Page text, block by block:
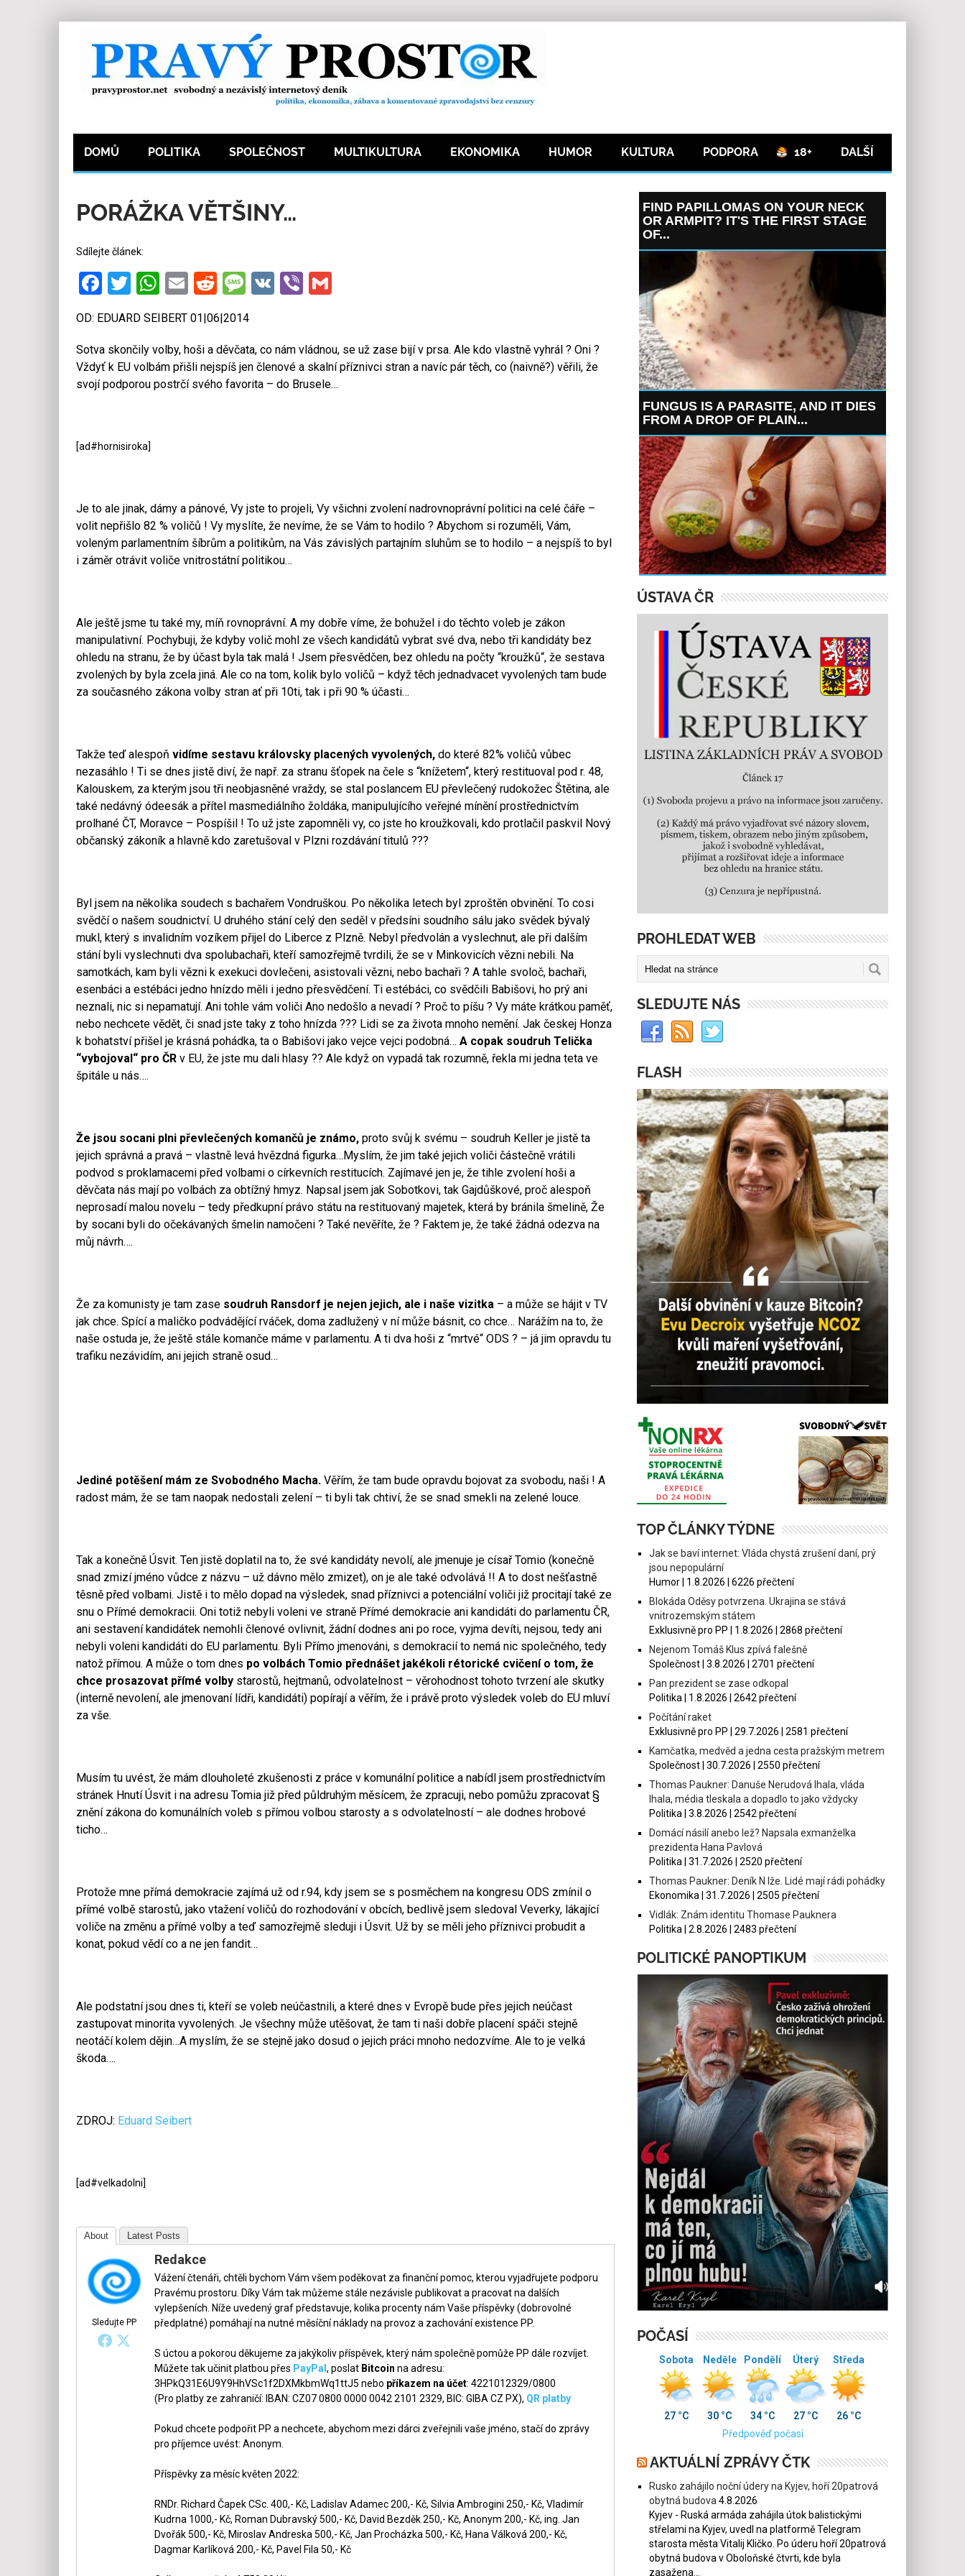
DOMŮ POLITIKA SPOLEČNOST MULTIKULTURA EKONOMIKA HUMOR KULTURA PODPORA 18+ DALŠÍ
1.6.2014 Redakce 0 Kategorie:Společnost 13 přečtení
PORÁŽKA VĚTŠINY…
Sdílejte článek:
Facebook
Twitter
WhatsApp
EmailRedditMessage
VKViberGmail
OD: EDUARD SEIBERT 01|06|2014
Sotva skončily volby, hoši a děvčata, co nám vládnou, se už zase bijí v prsa. Ale kdo vlastně vyhrál ? Oni ?
Vždyť k EU volbám přišli nejspíš jen členové a skalní příznivci stran a navíc pár těch, co (naivně?) věřili, že
svojí podporou postrčí svého favorita – do Brusele…
[ad#hornisiroka]
Je to ale jinak, dámy a pánové, Vy jste to projeli, Vy všichni zvolení nadrovnoprávní politici na celé čáře –
volit nepřišlo 82 % voličů ! Vy myslíte, že nevíme, že se Vám to hodilo ? Abychom si rozuměli, Vám,
voleným parlamentním šíbrům a politikům, na Vás závislých partajním sluhům se to hodilo – a nejspíš to byl
i záměr otrávit voliče vnitrostátní politikou…
Ale ještě jsme tu také my, míň rovnoprávní. A my dobře víme, že bohužel i do těchto voleb je zákon
manipulativní. Pochybuji, že kdyby volič mohl ze všech kandidátů vybrat své dva, nebo tři kandidáty bez
ohledu na stranu, že by účast byla tak malá ! Jsem přesvědčen, bez ohledu na počty “kroužků“, že sestava
zvolených by byla zcela jiná. Ale co na tom, kolik bylo voličů – když těch jednadvacet vyvolených tam bude
za současného zákona volby stran ať při 10ti, tak i při 90 % účasti…
Takže teď alespoň vidíme sestavu královsky placených vyvolených,do které 82% voličů vůbec
nezasáhlo ! Ti se dnes jistě diví, že např. za stranu šťopek na čele s “knížetem“, který restituoval pod r. 48,
Kalouskem, za kterým jsou tři neobjasněné vraždy, se stal poslancem EU převlečený rudokožec Štětina, ale
také nedávný ódeesák a přítel masmediálního žoldáka, manipulujícího veřejné mínění prostřednictvím
prolhané ČT, Moravce – Pospíšil ! To už jste zapomněli vy, co jste ho kroužkovali, kdo protlačil paskvil Nový
občanský zákoník a hlavně kdo zaretušoval v Plzni rozdávání titulů ???
Byl jsem na několika soudech s bachařem Vondruškou. Po několika letech byl zproštěn obvinění. To cosi
svědčí o našem soudnictví. U druhého stání celý den seděl v předsíni soudního sálu jako svědek bývalý
mukl, který s invalidním vozíkem přijel do Liberce z Plzně. Nebyl předvolán a vyslechnut, ale při dalším
stání byli vyslechnuti dva spolubachaři, kteří samozřejmě tvrdili, že se v Minkovicích vězni nebili. Na
samotkách, kam byli vězni k exekuci dovlečeni, asistovali vězni, nebo bachaři ? A tahle svoloč, bachaři,
esenbáci a estébáci jedno hnízdo měli i jedno přesvědčení. Ti estébáci, co svědčili Babišovi, ho prý ani
neznali, nic si nepamatují. Ani tohle vám voliči Ano nedošlo a nevadí ? Proč to píšu ? Vy máte krátkou paměť,
nebo nechcete vědět, či snad jste taky z toho hnízda ??? Lidi se za života mnoho nemění. Jak českej Honza
k bohatství přišel je krásná pohádka, ta o Babišovi jako vejce vejci podobná… A copak soudruh Telička
“vybojoval“ pro ČRv EU, že jste mu dali hlasy ?? Ale když on vypadá tak rozumně, řekla mi jedna teta ve
špitále u nás….
Že jsou socani plni převlečených komančů je známo,proto svůj k svému – soudruh Keller je jistě ta
jejich správná a pravá – vlastně levá hvězdná figurka…Myslím, že jim také jejich voliči částečně vrátili
podvod s proklamacemi před volbami o církevních restitucích. Zajímavé jen je, že tihle zvolení hoši a
děvčata nás mají po volbách za obtížný hmyz. Napsal jsem jak Sobotkovi, tak Gajdůškové, proč alespoň
neprosadí malou novelu – tedy předkupní právo státu na restituovaný majetek, která by bránila šmelině, Že
by socani byli do očekávaných šmelin namočeni ? Také nevěříte, že ? Faktem je, že také žádná odezva na
můj návrh….
Že za komunisty je tam zase soudruh Ransdorf je nejen jejich, ale i naše vizitka– a může se hájit v TV
jak chce. Spící a maličko podvádějící rváček, doma zadlužený v ní může básnit, co chce… Narážím na to, že
naše ostuda je, že ještě stále komanče máme v parlamentu. A ti dva hoši z “mrtvé“ ODS ? – já jim opravdu tu
trafiku nezávidím, ani jejich straně osud…
Jediné potěšení mám ze Svobodného Macha.Věřím, že tam bude opravdu bojovat za svobodu, naši ! A
radost mám, že se tam naopak nedostali zelení – ti byli tak chtiví, že se snad smekli na zelené louce.
Tak a konečně Úsvit. Ten jistě doplatil na to, že své kandidáty nevolí, ale jmenuje je císař Tomio (konečně
snad zmizí jméno vůdce z názvu – už dávno mělo zmizet), on je ale také odvolává !! A to dost nešťastně
těsně před volbami. Jistě i to mělo dopad na výsledek, snad příznivci a potenciální voliči již procitají také ze
snu o Přímé demokracii. Oni totiž nebyli voleni ve straně Přímé demokracie ani kandidáti do parlamentu ČR,
ani sestavení kandidátek nemohli členové ovlivnit, žádní dodnes ani po roce, vyjma devíti, nejsou, tedy ani
nebyli voleni kandidáti do EU parlamentu. Byli Přímo jmenováni, s demokracií to nemá nic společného, tedy
natož přímou. A může o tom dnes po volbách Tomio přednášet jakékoli rétorické cvičení o tom, že
chce prosazovat přímé volbystarostů, hejtmanů, odvolatelnost – věrohodnost tohoto tvrzení ale skutky
(interně nevolení, ale jmenovaní lídři, kandidáti) popírají a věřím, že i právě proto výsledek voleb do EU mluví
za vše.
Musím tu uvést, že mám dlouholeté zkušenosti z práce v komunální politice a nabídl jsem prostřednictvím
stránek Hnutí Úsvit i na adresu Tomia již před půldruhým měsícem, že zpracuji, nebo pomůžu zpracovat §
znění zákona do komunálních voleb s přímou volbou starosty a s odvolatelností – ale dodnes hrobové
ticho…
Protože mne přímá demokracie zajímá už od r.94, kdy jsem se s posměchem na kongresu ODS zmínil o
přímé volbě starostů, jako vtažení voličů do rozhodování v obcích, bedlivě jsem sledoval Veverky, lákající
voliče na změnu a přímé volby a teď samozřejmě sleduji i Úsvit. Už by se měli jeho příznivci probudit a
konat, pokud vědí co a ne jen fandit…
Ale podstatní jsou dnes ti, kteří se voleb neúčastnili, a které dnes v Evropě bude přes jejich neúčast
zastupovat minorita vyvolených. Je všechny může utěšovat, že tam ti naši dobře placení spáči stejně
neotáčí kolem dějin…A myslím, že se stejně jako dosud o jejich práci mnoho nedozvíme. Ale to je velká
škoda….
ZDROJ: Eduard Seibert
[ad#velkadolni]
About Latest Posts
Sledujte PP
Redakce
Vážení čtenáři, chtěli bychom Vám všem poděkovat za finanční pomoc, kterou vyjadřujete podporu
Pravému prostoru. Díky Vám tak můžeme stále nezávisle publikovat a pracovat na dalších
vylepšeních. Níže uvedený graf představuje, kolika procenty nám Vaše příspěvky (dobrovolné
předplatné) pomáhají na nutné měsíční náklady na provoz a zachování existence PP.
S úctou a pokorou děkujeme za jakýkoliv příspěvek, který nám společně pomůže PP dále rozvíjet.
Můžete tak učinit platbou přes PayPal , poslat Bitcoin na adresu:
3HPkQ31E6U9Y9HhVSc1f2DXMkbmWq1ttJ5 nebo příkazem na účet: 4221012329/0800
(Pro platby ze zahraničí: IBAN: CZ07 0800 0000 0042 2101 2329, BIC: GIBA CZ PX), QR platby
Pokud chcete podpořit PP a nechcete, abychom mezi dárci zveřejnili vaše jméno, stačí do zprávy
pro příjemce uvést: Anonym.
Příspěvky za měsíc květen 2022:
RNDr. Richard Čapek CSc. 400,- Kč, Ladislav Adamec 200,- Kč, Silvia Ambrogini 250,- Kč, Vladimír
Kudrna 1000,- Kč, Roman Dubravský 500,- Kč, David Bezděk 250,- Kč, Anonym 200,- Kč, ing. Jan
Dvořák 500,- Kč, Miroslav Andreska 500,- Kč, Jan Procházka 500,- Kč, Hana Válková 200,- Kč,
Dagmar Karlíková 200,- Kč, Pavel Fila 50,- Kč
FIND PAPILLOMAS ON YOUR NECK
OR ARMPIT? IT'S THE FIRST STAGE
OF...
FUNGUS IS A PARASITE, AND IT DIES
FROM A DROP OF PLAIN...
ÚSTAVA ČR
PROHLEDAT WEB
SLEDUJTE NÁS
FLASH
TOP ČLÁNKY TÝDNE
Jak se baví internet: Vláda chystá zrušení daní, prý
jsou nepopulární
Humor | 1.8.2026 | 6226 přečtení
Blokáda Oděsy potvrzena. Ukrajina se stává
vnitrozemským státem
Exklusivně pro PP | 1.8.2026 | 2868 přečtení
Nejenom Tomáš Klus zpívá falešně
Společnost | 3.8.2026 | 2701 přečtení
Pan prezident se zase odkopal
Politika | 1.8.2026 | 2642 přečtení
Počítání raket
Exklusivně pro PP | 29.7.2026 | 2581 přečtení
Kamčatka, medvěd a jedna cesta pražským metrem
Společnost | 30.7.2026 | 2550 přečtení
Thomas Paukner: Danuše Nerudová lhala, vláda
lhala, média tleskala a dopadlo to jako vždycky
Politika | 3.8.2026 | 2542 přečtení
Domácí násilí anebo lež? Napsala exmanželka
prezidenta Hana Pavlová
Politika | 31.7.2026 | 2520 přečtení
Thomas Paukner: Deník N lže. Lidé mají rádi pohádky
Ekonomika | 31.7.2026 | 2505 přečtení
Vidlák: Znám identitu Thomase Pauknera
Politika | 2.8.2026 | 2483 přečtení
POLITICKÉ PANOPTIKUM
POČASÍ
Sobota
27 °C
Neděle
30 °C
Pondělí
34 °C
Úterý
27 °C
Středa
26 °C
Předpověď počasí
AKTUÁLNÍ ZPRÁVY ČTK
Rusko zahájilo noční údery na Kyjev, hoří 20patrová
obytná budova 4.8.2026
Kyjev - Ruská armáda zahájila útok balistickými
střelami na Kyjev, uvedl na platformě Telegram
starosta města Vitalij Kličko. Po úderu hoří 20patrová
obytná budova v Oboloňské čtvrti, kde byla
zasažena...